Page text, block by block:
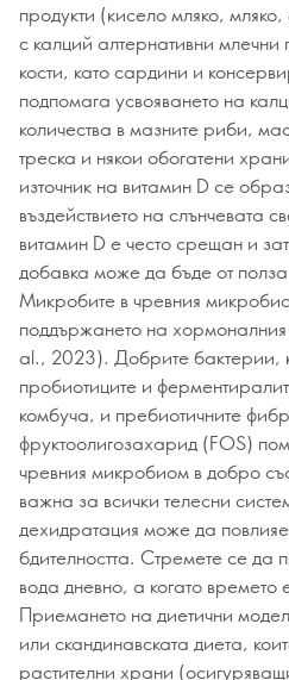
продукти (кисело мляко,
с калций алтернативни млечни
кости, като сардини и
подпомага усвояването на
количества в мазните риби,
треска и някои обогатени
източник на витамин D се
въздействието на слънчевата
витамин D е често срещан и
добавка може да бъде от
Микробите в чревния
поддържането на
al., 2023). Добрите бактерии,
пробиотиците и
комбуча, и пребиотичните
фруктоолигозахарид (FOS)
чревния микробиом в добро
важна за всички телесни
дехидратация може да
бдителността. Стремете се да
вода дневно, а когато времето
Приемането на диетични
или скандинавската диета,
растителни храни